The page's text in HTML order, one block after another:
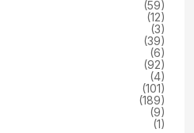
(59)
(12)
(3)
(39)
(6)
(92)
(4)
(101)
(189)
(9)
(1)